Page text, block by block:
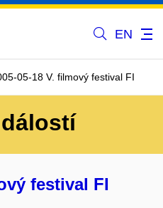
EN
05-18 V. filmový festival FI
festival FI